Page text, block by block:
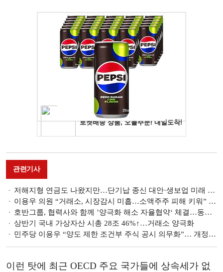
관련기사
저해지형 연금도 나왔지만…단기납 종신 대안·생보업 미래 먹거리 톤틴연금 출시 요원
이용우 의원 “거래소, 시장감시 미흡…소액주주 피해 키워” [2023 국감]
호반그룹, 협력사와 함께 ’양극화 해소 자율협약‘ 체결…동반성장 다짐
상반기 국내 가상자산 시총 28조 46%↑…거래소 양극화
민주당 이용우 “양도 제한 조건부 주식 공시 의무화”… 개정안 대표 발의 [자본시장법]
이런 탓에 최근 OECD 주요 국가들에 상속세가 없